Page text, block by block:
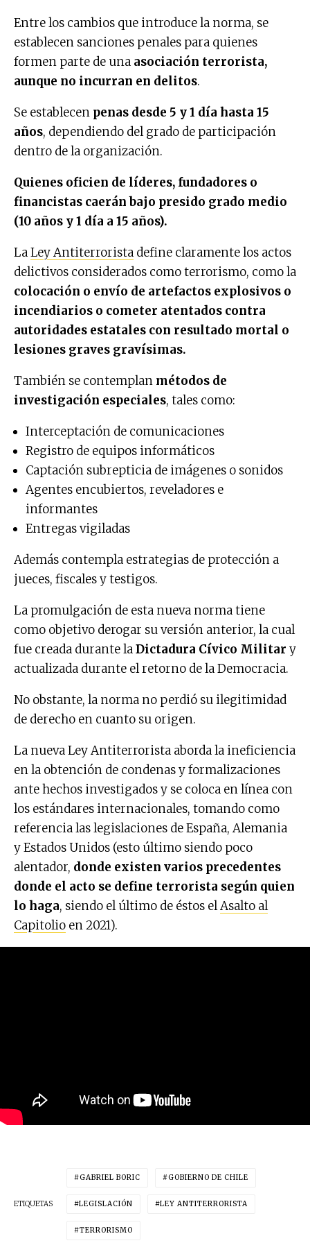
Entre los cambios que introduce la norma, se
establecen sanciones penales para quienes
formen parte de una asociación terrorista,
aunque no incurran en delitos.
Se establecen penas desde 5 y 1 día hasta 15
años, dependiendo del grado de participación
dentro de la organización.
Quienes oficien de líderes, fundadores o
financistas caerán bajo presido grado medio
(10 años y 1 día a 15 años).
LaLey Antiterrorista define claramente los actos
delictivos considerados como terrorismo, como la
colocación o envío de artefactos explosivos o
incendiarios o cometer atentados contra
autoridades estatales con resultado mortal o
lesiones graves gravísimas.
También se contemplan métodos de
investigación especiales, tales como:
Interceptación de comunicaciones
Registro de equipos informáticos
Captación subrepticia de imágenes o sonidos
Agentes encubiertos, reveladores e
informantes
Entregas vigiladas
Además contempla estrategias de protección a
jueces, fiscales y testigos.
La promulgación de esta nueva norma tiene
como objetivo derogar su versión anterior, la cual
fue creada durante laDictadura Cívico Militar y
actualizada durante el retorno de la Democracia.
No obstante, la norma no perdió su ilegitimidad
de derecho en cuanto su origen.
La nueva Ley Antiterrorista aborda la ineficiencia
en la obtención de condenas y formalizaciones
ante hechos investigados y se coloca en línea con
los estándares internacionales, tomando como
referencia las legislaciones de España, Alemania
y Estados Unidos (esto último siendo poco
alentador, donde existen varios precedentes
donde el acto se define terrorista según quien
lo haga, siendo el último de éstos elAsalto al
Capitolio en 2021).
ETIQUETAS
GABRIEL BORIC GOBIERNO DE CHILE
LEGISLACIÓN LEY ANTITERRORISTA
TERRORISMO